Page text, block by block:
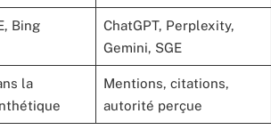
Bing
ChatGPT, Perplexity,
Gemini, SGE
la
Mentions, citations,
autorité perçue